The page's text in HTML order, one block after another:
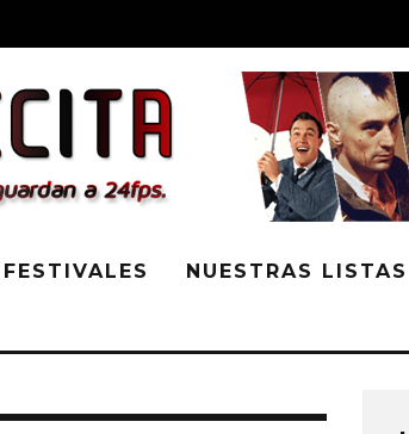
FESTIVALES NUESTRAS LISTAS